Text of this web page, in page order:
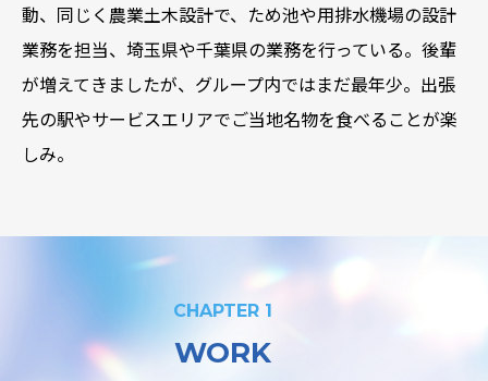
動、同じく農業土木設計で、ため池や用排水機場の設計
業務を担当、埼玉県や千葉県の業務を行っている。後輩
が増えてきましたが、グループ内ではまだ最年少。出張
先の駅やサービスエリアでご当地名物を食べることが楽
しみ。
CHAPTER 1
WORK